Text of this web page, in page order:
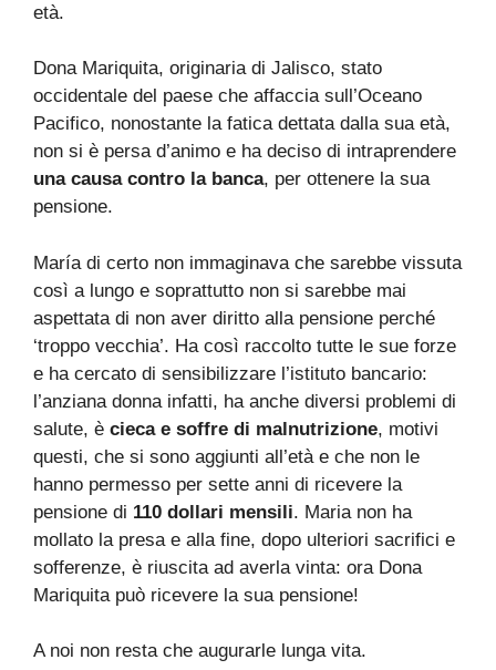
età.
Dona Mariquita, originaria di Jalisco, stato
occidentale del paese che affaccia sull’Oceano
Pacifico, nonostante la fatica dettata dalla sua età,
non si è persa d’animo e ha deciso di intraprendere
una causa contro la banca, per ottenere la sua
pensione.
María di certo non immaginava che sarebbe vissuta
così a lungo e soprattutto non si sarebbe mai
aspettata di non aver diritto alla pensione perché
‘troppo vecchia’. Ha così raccolto tutte le sue forze
e ha cercato di sensibilizzare l’istituto bancario:
l’anziana donna infatti, ha anche diversi problemi di
salute, è cieca e soffre di malnutrizione, motivi
questi, che si sono aggiunti all’età e che non le
hanno permesso per sette anni di ricevere la
pensione di 110 dollari mensili. Maria non ha
mollato la presa e alla fine, dopo ulteriori sacrifici e
sofferenze, è riuscita ad averla vinta: ora Dona
Mariquita può ricevere la sua pensione!
A noi non resta che augurarle lunga vita.